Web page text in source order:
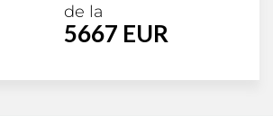
de la
5667 EUR